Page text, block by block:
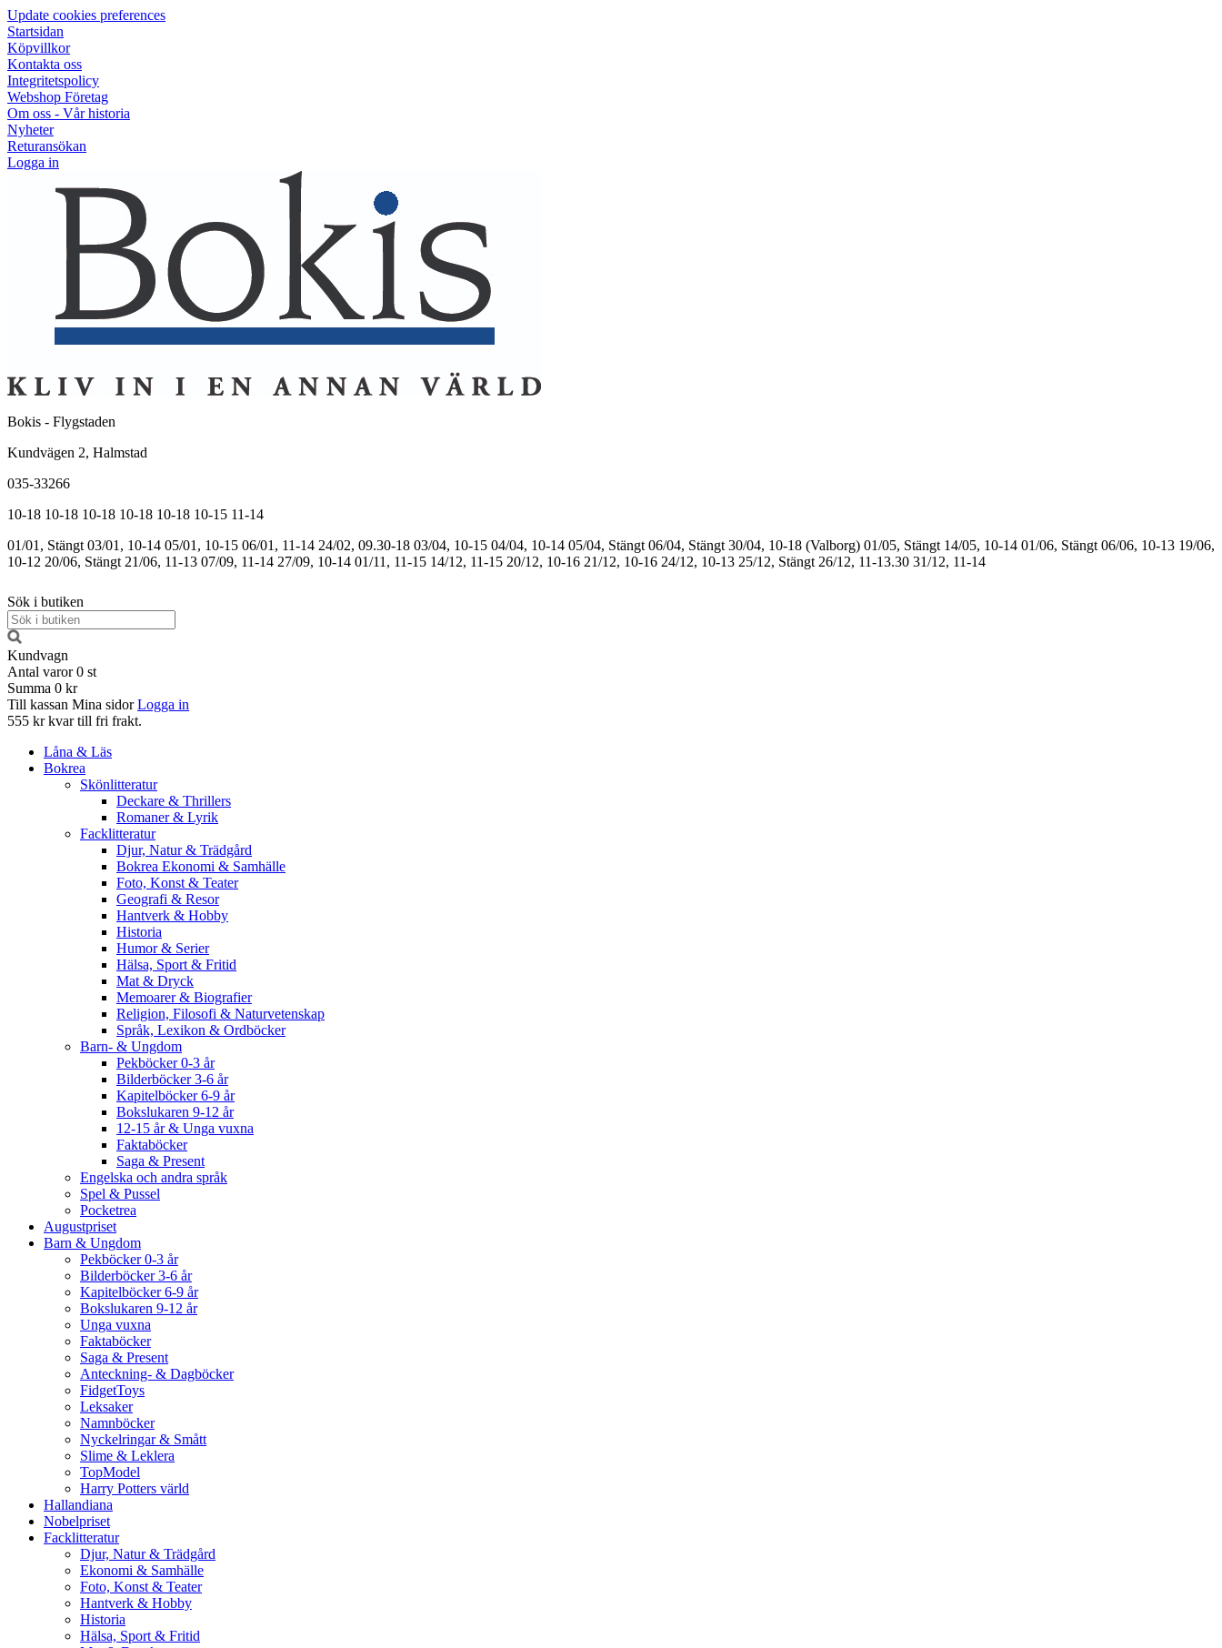
Update cookies preferences
Startsidan
Köpvillkor
Kontakta oss
Integritetspolicy
Webshop Företag
Om oss - Vår historia
Nyheter
Returansökan
Logga in
Bokis - Flygstaden
Kundvägen 2, Halmstad
035-33266
10-18 10-18 10-18 10-18 10-18 10-15 11-14
01/01, Stängt 03/01, 10-14 05/01, 10-15 06/01, 11-14 24/02, 09.30-18 03/04, 10-15 04/04, 10-14 05/04, Stängt 06/04, Stängt 30/04, 10-18 (Valborg) 01/05, Stängt 14/05, 10-14 01/06, Stängt 06/06, 10-13 19/06,
10-12 20/06, Stängt 21/06, 11-13 07/09, 11-14 27/09, 10-14 01/11, 11-15 14/12, 11-15 20/12, 10-16 21/12, 10-16 24/12, 10-13 25/12, Stängt 26/12, 11-13.30 31/12, 11-14
Sök i butiken
Kundvagn
Antal varor 0 st
Summa 0 kr
Till kassan Mina sidor Logga in
555 kr kvar till fri frakt.
Låna & Läs
Bokrea
Skönlitteratur
Deckare & Thrillers
Romaner & Lyrik
Facklitteratur
Djur, Natur & Trädgård
Bokrea Ekonomi & Samhälle
Foto, Konst & Teater
Geografi & Resor
Hantverk & Hobby
Historia
Humor & Serier
Hälsa, Sport & Fritid
Mat & Dryck
Memoarer & Biografier
Religion, Filosofi & Naturvetenskap
Språk, Lexikon & Ordböcker
Barn- & Ungdom
Pekböcker 0-3 år
Bilderböcker 3-6 år
Kapitelböcker 6-9 år
Bokslukaren 9-12 år
12-15 år & Unga vuxna
Faktaböcker
Saga & Present
Engelska och andra språk
Spel & Pussel
Pocketrea
Augustpriset
Barn & Ungdom
Pekböcker 0-3 år
Bilderböcker 3-6 år
Kapitelböcker 6-9 år
Bokslukaren 9-12 år
Unga vuxna
Faktaböcker
Saga & Present
Anteckning- & Dagböcker
FidgetToys
Leksaker
Namnböcker
Nyckelringar & Smått
Slime & Leklera
TopModel
Harry Potters värld
Hallandiana
Nobelpriset
Facklitteratur
Djur, Natur & Trädgård
Ekonomi & Samhälle
Foto, Konst & Teater
Hantverk & Hobby
Historia
Hälsa, Sport & Fritid